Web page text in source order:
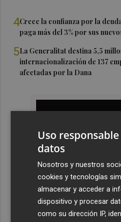
4Crece la confianza por la
paga más del 3% por sus
5La Generalitat destina 5,5
internacionalización de 137
afectadas por la Dana
Uso
datos
Nosotros y nuestros
cookies y tecnologías
almacenar y acceder a
dispositivo y procesar
como su dirección IP,